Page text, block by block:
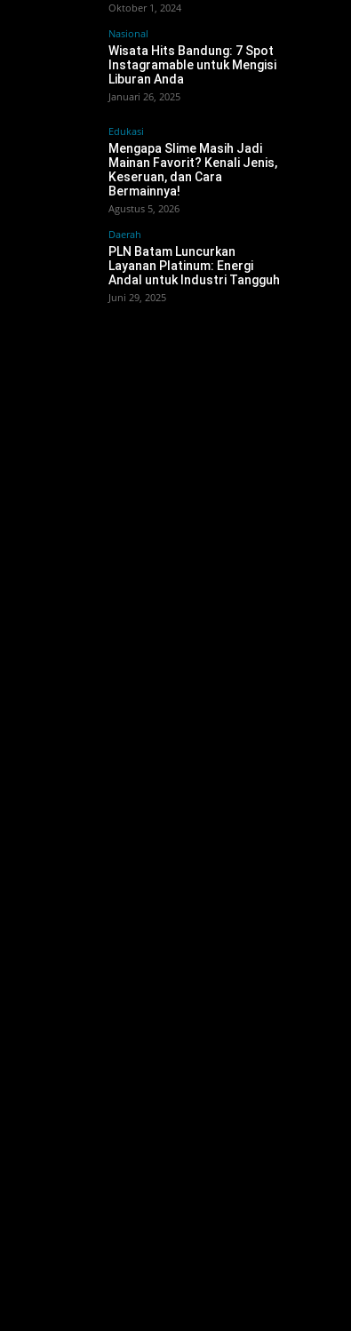
Oktober 1, 2024
Nasional
Wisata Hits Bandung: 7 Spot
Instagramable untuk Mengisi
Liburan Anda
Januari 26, 2025
Edukasi
Mengapa Slime Masih Jadi
Mainan Favorit? Kenali Jenis,
Keseruan, dan Cara
Bermainnya!
Agustus 5, 2026
Daerah
PLN Batam Luncurkan
Layanan Platinum: Energi
Andal untuk Industri Tangguh
Juni 29, 2025